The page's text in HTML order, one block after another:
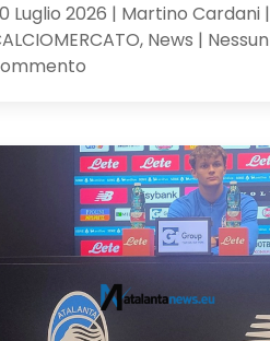
Luglio 2026 | Martino Cardani |
News | Nessun
su
il
Milan,
su
Samardzic,
offre